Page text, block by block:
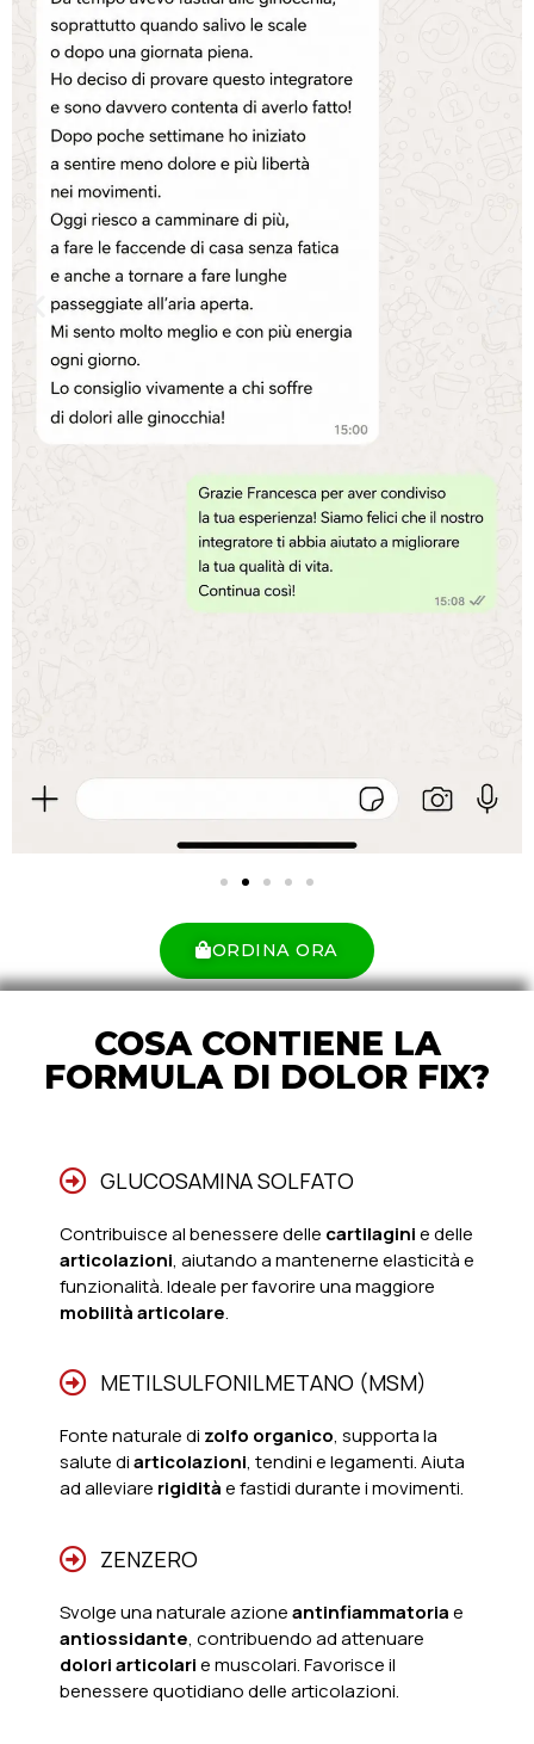
ORDINA ORA
COSA CONTIENE LA
FORMULA DI DOLOR FIX?
GLUCOSAMINA SOLFATO
Contribuisce al benessere delle cartilaginie delle
articolazioni, aiutando a mantenerne elasticità e
funzionalità. Ideale per favorire una maggiore
mobilità articolare.
METILSULFONILMETANO (MSM)
Fonte naturale di zolfo organico, supporta la
salute diarticolazioni, tendini e legamenti. Aiuta
ad alleviare rigiditàe fastidi durante i movimenti.
ZENZERO
Svolge una naturale azioneantinfiammatoriae
antiossidante, contribuendo ad attenuare
dolori articolarie muscolari. Favorisce il
benessere quotidiano delle articolazioni.